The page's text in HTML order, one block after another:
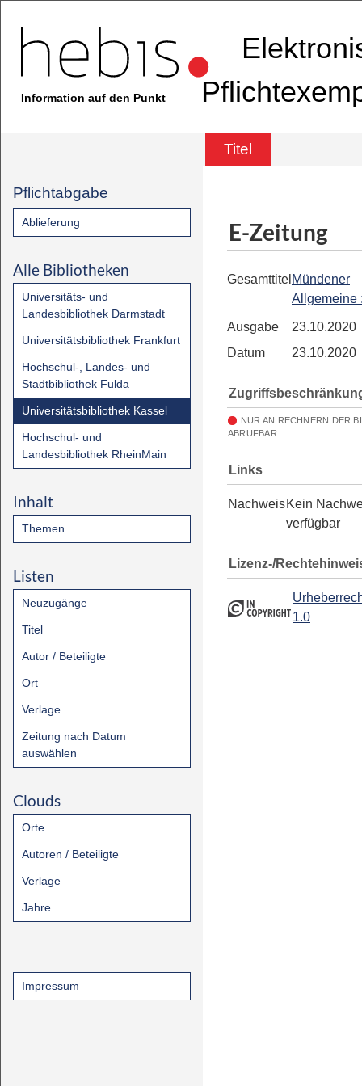
Information auf den Punkt
Titel
Pflichtabgabe
Ablieferung
Alle Bibliotheken
Universitäts- und
Landesbibliothek Darmstadt
Universitätsbibliothek Frankfurt
Hochschul-, Landes- und
Stadtbibliothek Fulda
Universitätsbibliothek Kassel
Hochschul- und
Landesbibliothek RheinMain
Inhalt
Themen
Listen
Neuzugänge
Titel
Autor / Beteiligte
Ort
Verlage
Zeitung nach Datum
auswählen
Clouds
Orte
Autoren / Beteiligte
Verlage
Jahre
Impressum
E-Zeitung
Gesamttitel Mündener
Allgemeine
Ausgabe
23.10.2020
Datum
23.10.2020
NUR AN RECHNERN DER
ABRUFBAR
Links
NachweisKein
verfügbar
Lizenz-/
1.0